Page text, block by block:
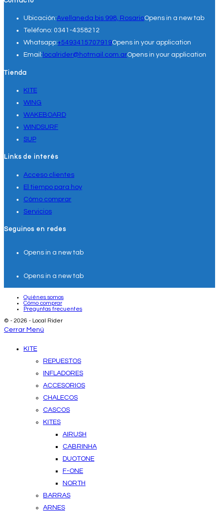
Ubicación:Avellaneda bis 998, RosarioOpens in a new tab
Teléfono: 0341-4358212
Whatsapp:+5493415707919Opens in your application
Email: localrider@hotmail.com.arOpens in your application
Tienda
KITE
WING
WAKEBOARD
WINDSURF
SUP
Links de interés
Acceso clientes
El tiempo para hoy
Cómo comprar
Servicios
Seguinos en redes
Opens in a new tab
Opens in a new tab
Quiénes somos
Cómo comprar
Preguntas frecuentes
© - 2026 - Local Rider
Cerrar Menú
KITE
REPUESTOS
INFLADORES
ACCESORIOS
CHALECOS
CASCOS
KITES
AIRUSH
CABRINHA
DUOTONE
F-ONE
NORTH
BARRAS
ARNES